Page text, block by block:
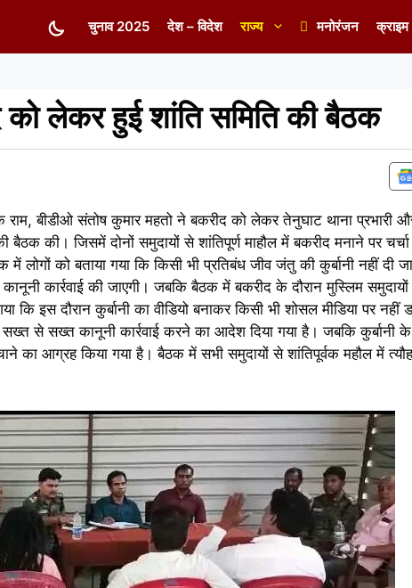
चुनाव 2025 देश – विदेश राज्य मनोरंजन क्राइम
को लेकर हुई शांति समिति की बैठक
बीडीओ संतोष कुमार महतो ने बकरीद को लेकर तेनुघाट थाना प्रभारी
बैठक की। जिसमें दोनों समुदायों से शांतिपूर्ण माहौल में बकरीद मनाने पर
में लोगों को बताया गया कि किसी भी प्रतिबंध जीव जंतु की कुर्बानी नहीं दी
कार्रवाई की जाएगी। जबकि बैठक में बकरीद के दौरान मुस्लिम
इस दौरान कुर्बानी का वीडियो बनाकर किसी भी शोसल मीडिया पर नहीं
से सख्त कानूनी कार्रवाई करने का आदेश दिया गया है। जबकि कुर्बानी के
का आग्रह किया गया है। बैठक में सभी समुदायों से शांतिपूर्वक महौल में